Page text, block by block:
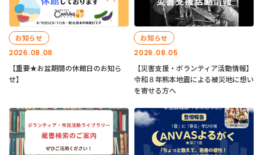
2026.08.08
お知らせ
【重要★お盆期間の休館日のお知ら
せ】
2026.08.05
お知らせ
【災害支援・ボランティア活動情報】
令和８年熊本地震による被災地に想い
を寄せる方へ